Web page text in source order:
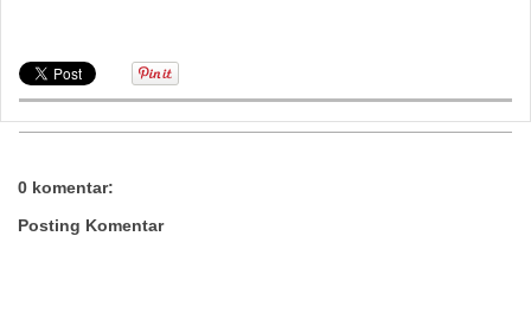
0 komentar:
Posting Komentar